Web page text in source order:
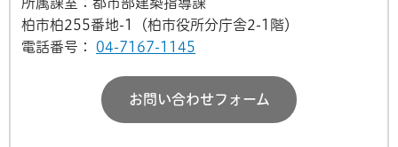
柏市柏255番地-1（柏市役所分庁舎2-1階）
電話番号：
04-7167-1145
お問い合わせフォーム